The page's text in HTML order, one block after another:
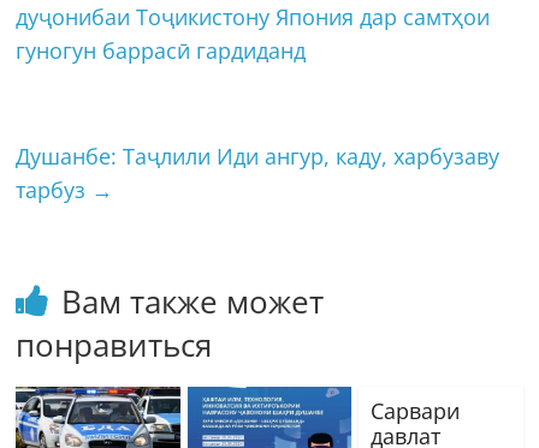
дуҷонибаи Тоҷикистону Япония дар самтҳои
гуногун баррасӣ гардиданд
Душанбе: Таҷлили Иди ангур, каду, харбузаву
тарбуз →
Вам также может
понравиться
Сарвари
давлат